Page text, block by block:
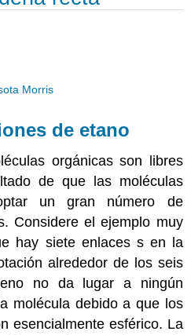
Morris
de etano
orgánicas son libres
de que las moléculas
un gran número de
Considere el ejemplo muy
hay siete enlaces s en la
alrededor de los seis
no da lugar a ningún
molécula debido a que los
esencialmente esférico. La